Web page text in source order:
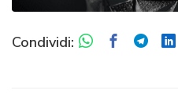
Condividi: